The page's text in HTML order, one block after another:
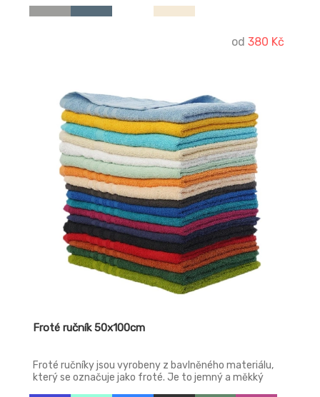
od 380 Kč
Froté ručník 50x100cm
Froté ručníky jsou vyrobeny z bavlněného materiálu,
který se označuje jako froté. Je to jemný a měkký